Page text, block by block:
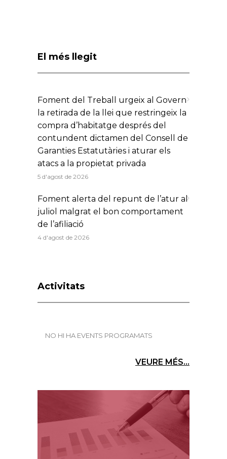
El més llegit
Foment del Treball urgeix al Govern
la retirada de la llei que restringeix la
compra d’habitatge després del
contundent dictamen del Consell de
Garanties Estatutàries i aturar els
atacs a la propietat privada
5 d'agost de 2026
Foment alerta del repunt de l’atur al
juliol malgrat el bon comportament
de l’afiliació
4 d'agost de 2026
Activitats
NO HI HA EVENTS PROGRAMATS
VEURE MÉS...